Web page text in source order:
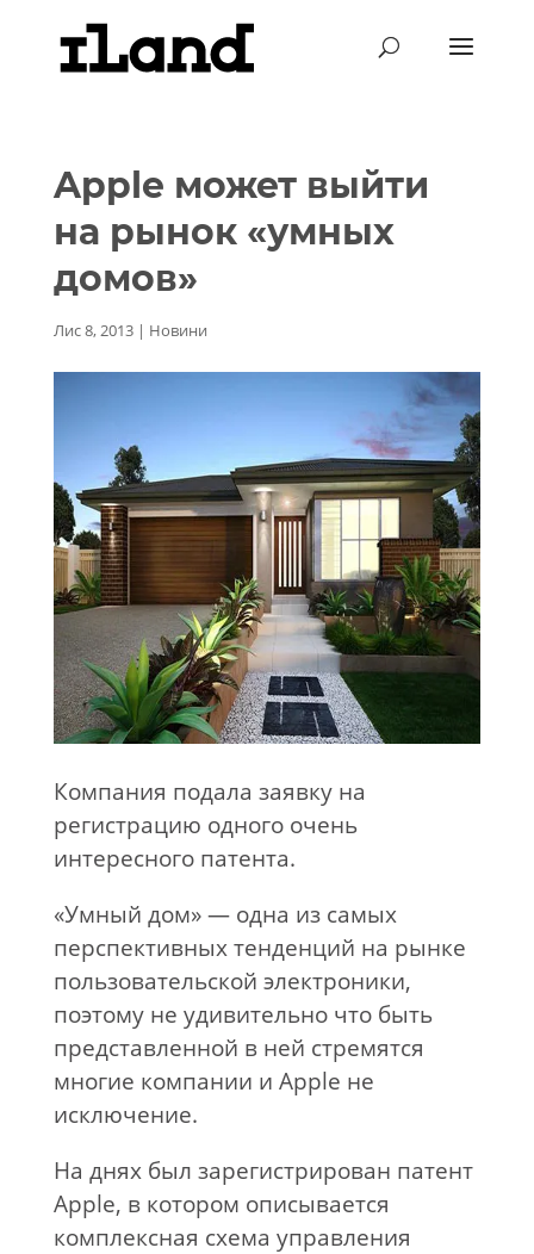
Apple может выйти
на рынок «умных
домов»
Лис 8, 2013| Новини
Компания подала заявку на
регистрацию одного очень
интересного патента.
«Умный дом» — одна из самых
перспективных тенденций на рынке
пользовательской электроники,
поэтому не удивительно что быть
представленной в ней стремятся
многие компании и Apple не
исключение.
На днях был зарегистрирован патент
Apple, в котором описывается
комплексная схема управления